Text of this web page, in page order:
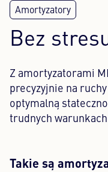
Bez
Z amortyzatorami
precyzyjnie na
optymalną
trudnych
Takie są